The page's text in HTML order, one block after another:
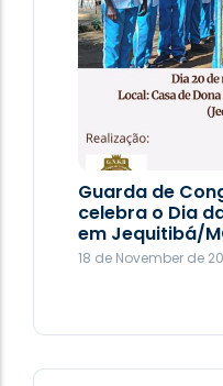
Guarda de
celebra o Dia
em Jequitibá/
18 de November de
Imersão
Vermelho
9 de September de